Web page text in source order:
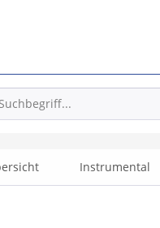
Instrumental